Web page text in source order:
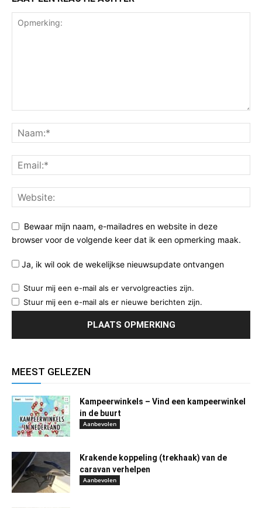
Bewaar mijn naam, e-mailadres en website in deze
browser voor de volgende keer dat ik een opmerking maak.
Ja, ik wil ook de wekelijkse nieuwsupdate ontvangen
Stuur mij een e-mail als er vervolgreacties zijn.
Stuur mij een e-mail als er nieuwe berichten zijn.
MEEST GELEZEN
Kampeerwinkels – Vind een kampeerwinkel
in de buurt
Aanbevolen
Krakende koppeling (trekhaak) van de
caravan verhelpen
Aanbevolen